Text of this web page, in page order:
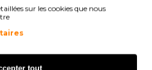
sur les cookies que nous
tout